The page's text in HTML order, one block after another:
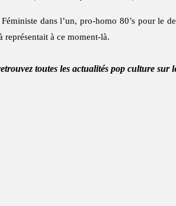
dans l’un, pro-homo 80’s pour le
représentait à ce moment-là.
toutes les actualités pop culture sur